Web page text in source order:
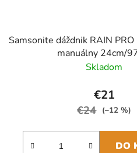
Samsonite dáždnik RAIN
manuálny 24cm/
Skladom
€21
€24 (–12 %)
DO